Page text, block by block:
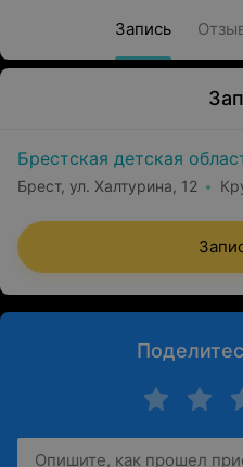
Запись
Брестская детская
Брест, ул. Халтурина, 12